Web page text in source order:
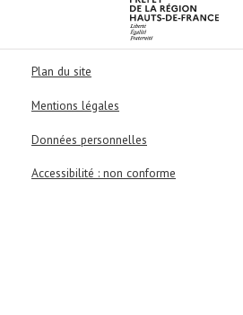
MENU PIED DE PAGE
Plan du site
Mentions légales
Données personnelles
Accessibilité : non conforme